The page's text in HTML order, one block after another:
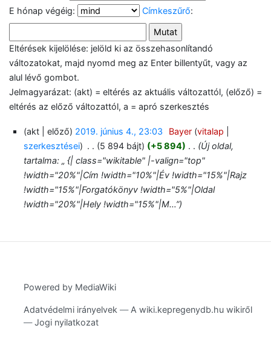
E hónap végéig:
Címkeszűrő:
Eltérések kijelölése: jelöld ki az összehasonlítandó
változatokat, majd nyomd meg az Enter billentyűt, vagy az
alul lévő gombot.
Jelmagyarázat: (akt) = eltérés az aktuális változattól, (előző) =
eltérés az előző változattól, a = apró szerkesztés
(akt | előző) 2019. június 4., 23:03 Bayer (vitalap
szerkesztései) . . (5 894 bájt) (+5 894) . . (Új oldal,
tartalma: „ {| class="wikitable" |-valign="top"
!width="20%"|Cím !width="10%"|Év !width="15%"|Rajz
!width="15%"|Forgatókönyv !width="5%"|Oldal
!width="20%"|Hely !width="15%"|M…”)
Powered by MediaWiki
Adatvédelmi irányelvek
A wiki.kepregenydb.hu wikiről
Jogi nyilatkozat